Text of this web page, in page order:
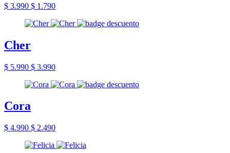
$ 3.990 $ 1.790
Cher
$ 5.990 $ 3.990
Cora
$ 4.990 $ 2.490